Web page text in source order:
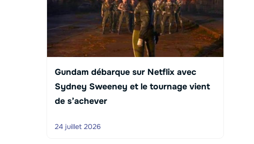
Gundam débarque sur Netflix avec
Sydney Sweeney et le tournage vient
de s’achever
24 juillet 2026